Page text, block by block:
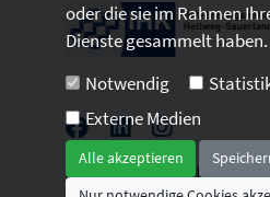
2026 © All Rights
oder die sie im Rahmen
Dienste gesammelt haben.
Notwendig
Externe Medien
Alle akzeptieren